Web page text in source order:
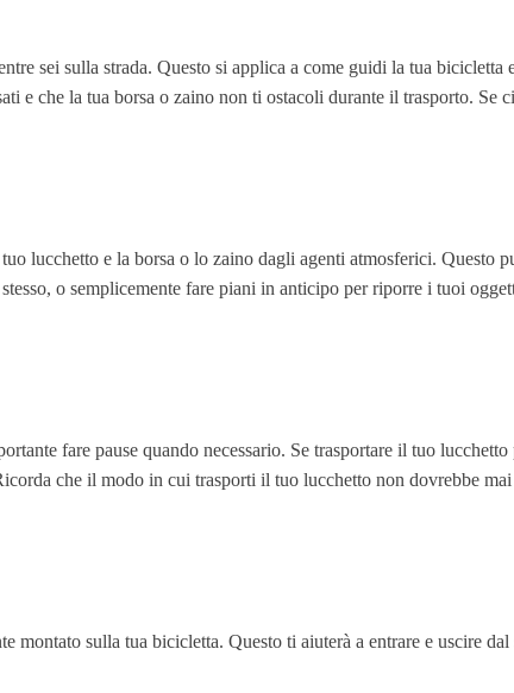
sei sulla strada. Questo si applica a come guidi la tua bicicletta
che la tua borsa o zaino non ti ostacoli durante il trasporto. Se
lucchetto e la borsa o lo zaino dagli agenti atmosferici. Questo
o semplicemente fare piani in anticipo per riporre i tuoi
fare pause quando necessario. Se trasportare il tuo
che il modo in cui trasporti il tuo lucchetto non dovrebbe
montato sulla tua bicicletta. Questo ti aiuterà a entrare e uscire